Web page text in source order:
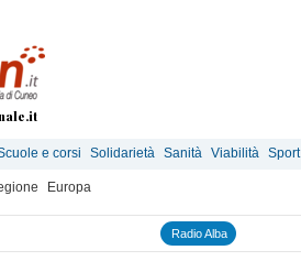
e corsi Solidarietà Sanità Viabilità Sport
Europa
Radio Alba